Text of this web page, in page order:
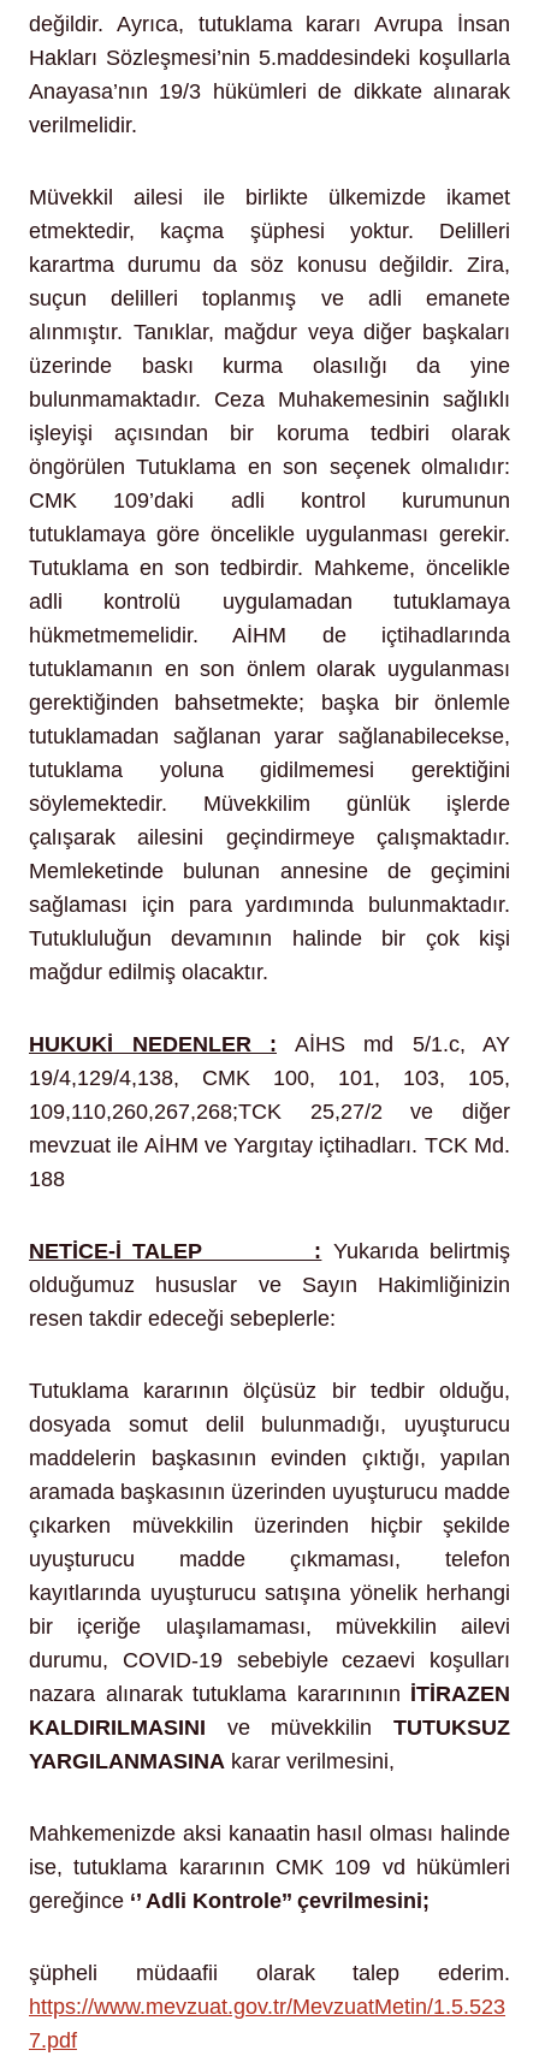
değildir. Ayrıca, tutuklama kararı Avrupa İnsan
Hakları Sözleşmesi’nin 5.maddesindeki koşullarla
Anayasa’nın 19/3 hükümleri de dikkate alınarak
verilmelidir.
Müvekkil ailesi ile birlikte ülkemizde ikamet
etmektedir, kaçma şüphesi yoktur. Delilleri
karartma durumu da söz konusu değildir. Zira,
suçun delilleri toplanmış ve adli emanete
alınmıştır. Tanıklar, mağdur veya diğer başkaları
üzerinde baskı kurma olasılığı da yine
bulunmamaktadır. Ceza Muhakemesinin sağlıklı
işleyişi açısından bir koruma tedbiri olarak
öngörülen Tutuklama en son seçenek olmalıdır:
CMK 109’daki adli kontrol kurumunun
tutuklamaya göre öncelikle uygulanması gerekir.
Tutuklama en son tedbirdir. Mahkeme, öncelikle
adli kontrolü uygulamadan tutuklamaya
hükmetmemelidir. AİHM de içtihadlarında
tutuklamanın en son önlem olarak uygulanması
gerektiğinden bahsetmekte; başka bir önlemle
tutuklamadan sağlanan yarar sağlanabilecekse,
tutuklama yoluna gidilmemesi gerektiğini
söylemektedir. Müvekkilim günlük işlerde
çalışarak ailesini geçindirmeye çalışmaktadır.
Memleketinde bulunan annesine de geçimini
sağlaması için para yardımında bulunmaktadır.
Tutukluluğun devamının halinde bir çok kişi
mağdur edilmiş olacaktır.
HUKUKİ NEDENLER : AİHS md 5/1.c, AY
19/4,129/4,138, CMK 100, 101, 103, 105,
109,110,260,267,268;TCK 25,27/2 ve diğer
mevzuat ile AİHM ve Yargıtay içtihadları. TCK Md.
188
NETİCE-İ TALEP : Yukarıda belirtmiş
olduğumuz hususlar ve Sayın Hakimliğinizin
resen takdir edeceği sebeplerle:
Tutuklama kararının ölçüsüz bir tedbir olduğu,
dosyada somut delil bulunmadığı, uyuşturucu
maddelerin başkasının evinden çıktığı, yapılan
aramada başkasının üzerinden uyuşturucu madde
çıkarken müvekkilin üzerinden hiçbir şekilde
uyuşturucu madde çıkmaması, telefon
kayıtlarında uyuşturucu satışına yönelik herhangi
bir içeriğe ulaşılamaması, müvekkilin ailevi
durumu, COVID-19 sebebiyle cezaevi koşulları
nazara alınarak tutuklama kararınının İTİRAZEN
KALDIRILMASINI ve müvekkilin TUTUKSUZ
YARGILANMASINA karar verilmesini,
Mahkemenizde aksi kanaatin hasıl olması halinde
ise, tutuklama kararının CMK 109 vd hükümleri
gereğince ‘’ Adli Kontrole’’ çevrilmesini;
şüpheli müdaafii olarak talep ederim.
https://www.mevzuat.gov.tr/MevzuatMetin/1.5.523
7.pdf